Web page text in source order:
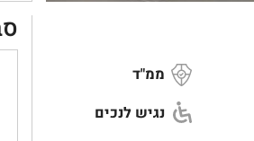
ממ"ד
נגיש לנכים